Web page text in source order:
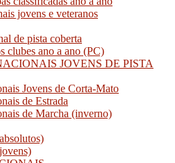
jovens e veteranos
de pista coberta
clubes ano a ano (PC)
JOVENS DE PISTA
Jovens de Corta-Mato
de Estrada
de Marcha (inverno)